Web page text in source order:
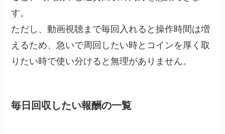
す。
ただし、動画視聴まで毎回入れると操作時間は増
えるため、急いで周回したい時とコインを厚く取
りたい時で使い分けると無理がありません。
毎日回収したい報酬の一覧